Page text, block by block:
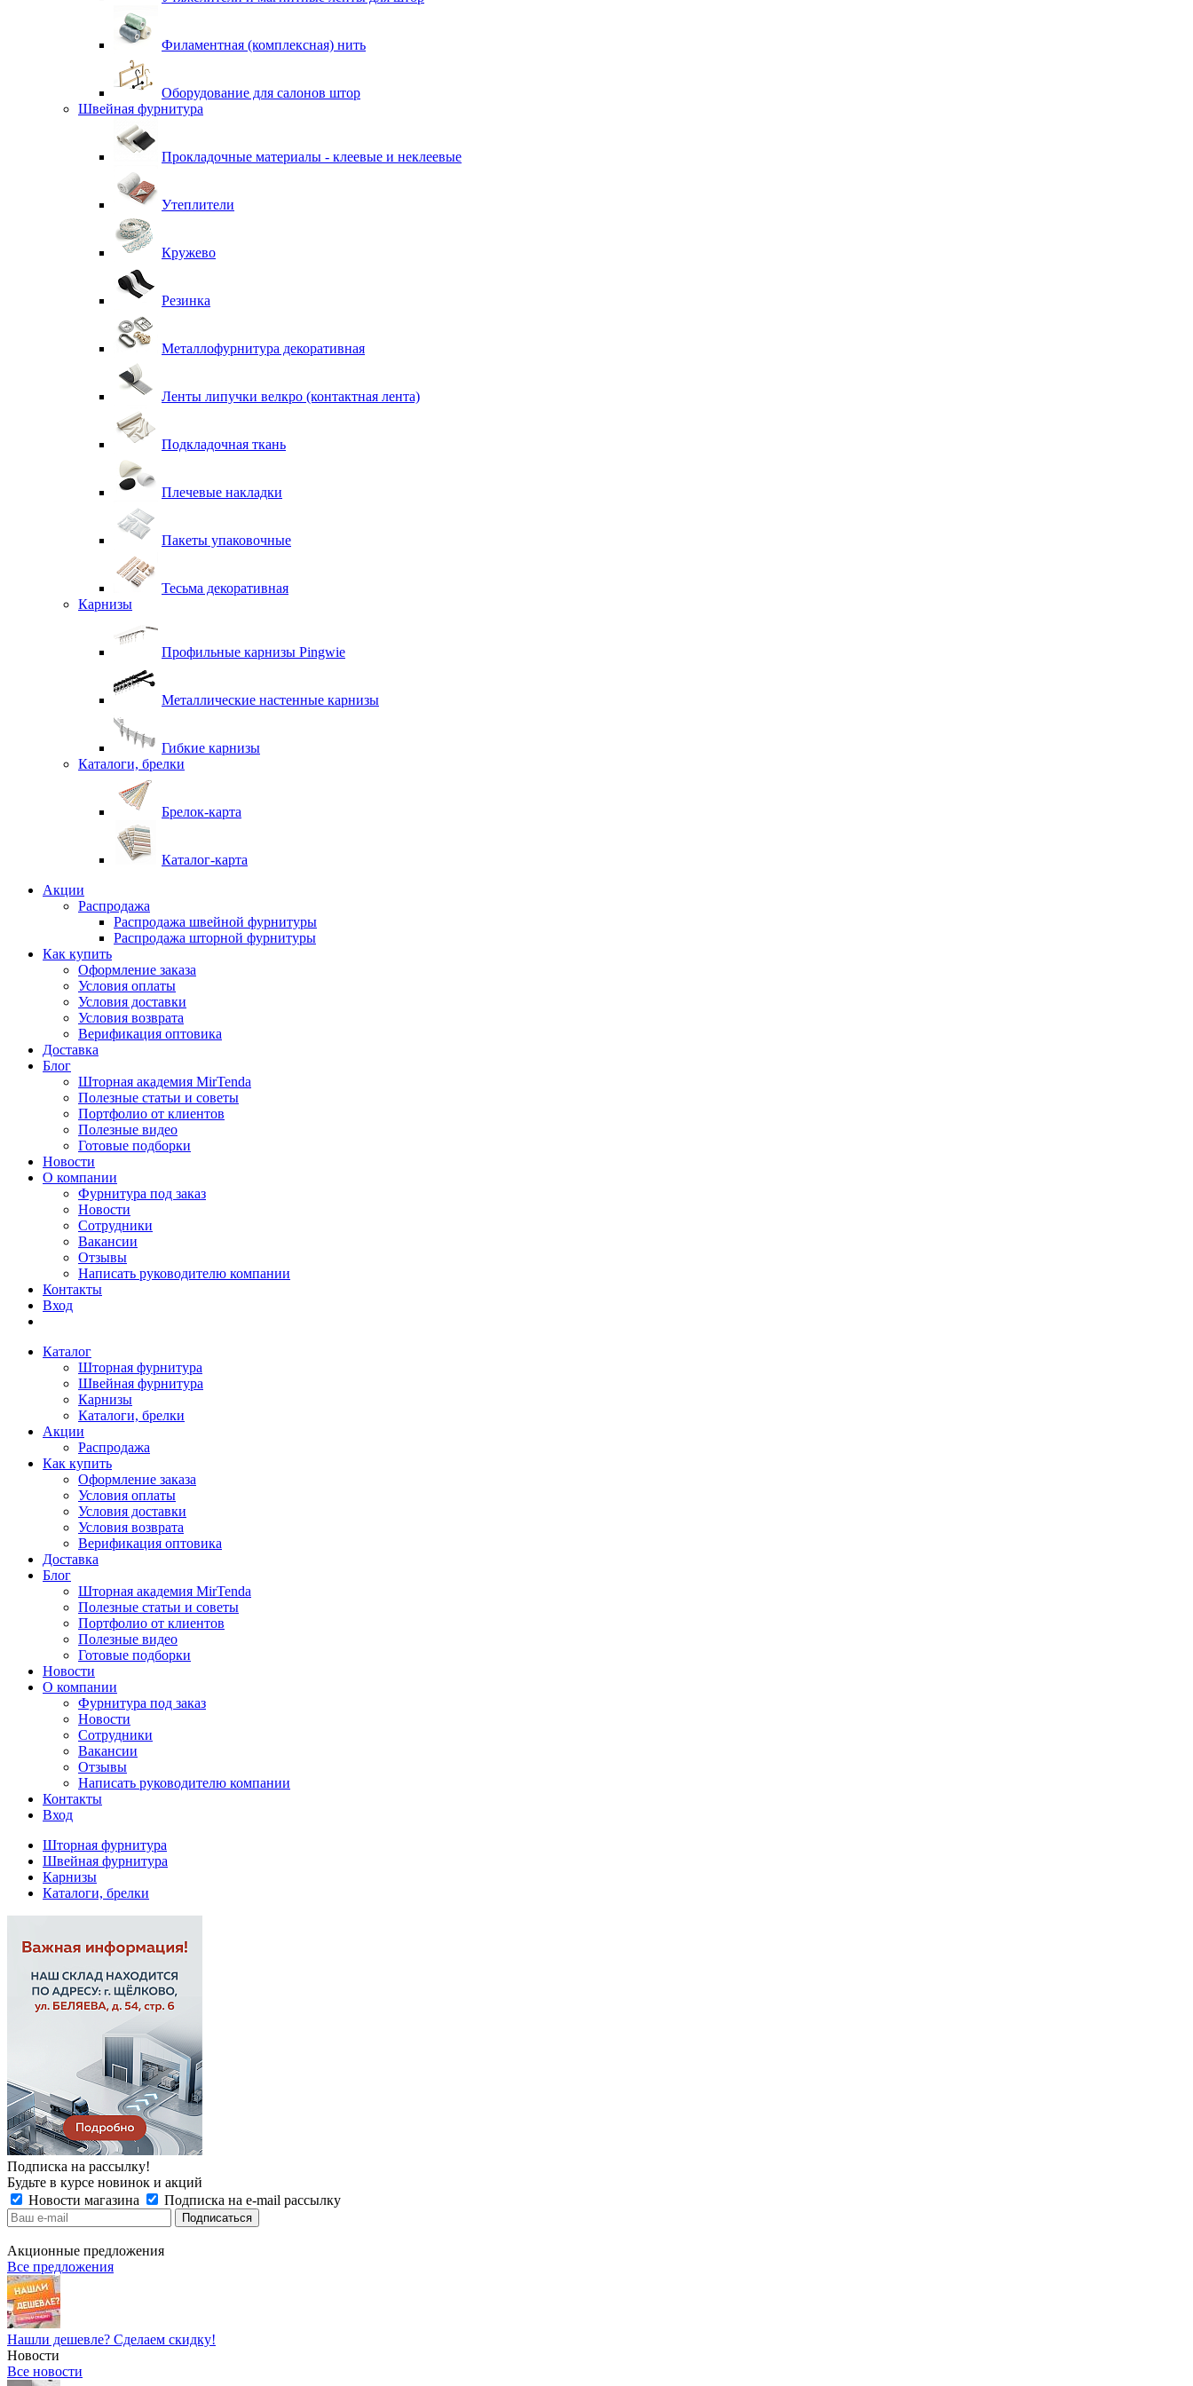
Филаментная (комплексная) нить
Оборудование для салонов штор
Швейная фурнитура
Прокладочные материалы - клеевые и неклеевые
Утеплители
Кружево
Резинка
Металлофурнитура декоративная
Ленты липучки велкро (контактная лента)
Подкладочная ткань
Плечевые накладки
Пакеты упаковочные
Тесьма декоративная
Карнизы
Профильные карнизы Pingwie
Металлические настенные карнизы
Гибкие карнизы
Каталоги, брелки
Брелок-карта
Каталог-карта
Акции
Распродажа
Распродажа швейной фурнитуры
Распродажа шторной фурнитуры
Как купить
Оформление заказа
Условия оплаты
Условия доставки
Условия возврата
Верификация оптовика
Доставка
Блог
Шторная академия MirTenda
Полезные статьи и советы
Портфолио от клиентов
Полезные видео
Готовые подборки
Новости
О компании
Фурнитура под заказ
Новости
Сотрудники
Вакансии
Отзывы
Написать руководителю компании
Контакты
Вход
Каталог
Шторная фурнитура
Швейная фурнитура
Карнизы
Каталоги, брелки
Акции
Распродажа
Как купить
Оформление заказа
Условия оплаты
Условия доставки
Условия возврата
Верификация оптовика
Доставка
Блог
Шторная академия MirTenda
Полезные статьи и советы
Портфолио от клиентов
Полезные видео
Готовые подборки
Новости
О компании
Фурнитура под заказ
Новости
Сотрудники
Вакансии
Отзывы
Написать руководителю компании
Контакты
Вход
Шторная фурнитура
Швейная фурнитура
Карнизы
Каталоги, брелки
Подписка на рассылку!
Будьте в курсе новинок и акций
Новости магазина
Подписка на e-mail рассылку
Акционные предложения
Все предложения
Нашли дешевле? Сделаем скидку!
Новости
Все новости